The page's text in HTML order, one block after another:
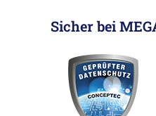
Sicher bei